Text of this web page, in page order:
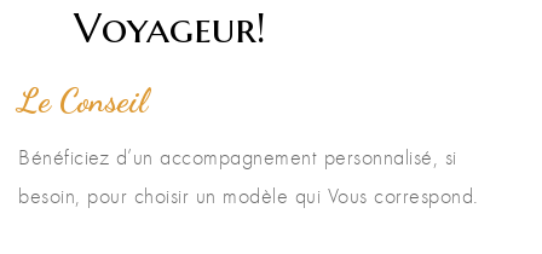
Voyageur!
Le Conseil
Bénéficiez d’un accompagnement personnalisé, si
besoin, pour choisir un modèle qui Vous correspond.